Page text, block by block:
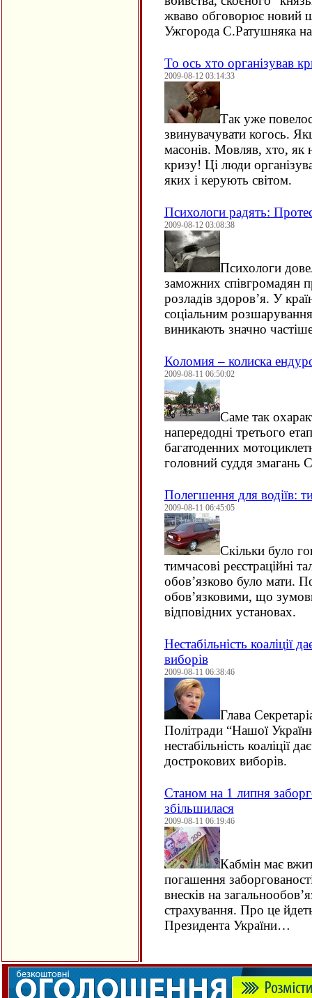
жваво обговорює новий
Ужгорода С.Ратушняка
То ось хто організував
2009-08-12 03:14:33
Так уже
звинувачувати когось.
масонів. Мовляв, хто,
кризу! Ці люди
яких і керують світом.
Психологи радять:
2009-08-12 03:08:38
Психологи
заможних співгромадян
розладів здоров’я. У
соціальним
виникають значно
Коломия – колиска
2009-08-11 06:50:02
Саме так
напередодні третього
багатоденних
головний суддя змагань
Полегшення для водіїв:
2009-08-11 06:45:05
Скільки було
тимчасові реєстраційні
обов’язково було мати.
обов’язковими, що
відповідних установах.
Нестабільність коаліції
виборів
2009-08-11 06:38:46
Глава
Політради “Нашої
нестабільність коаліції
дострокових виборів.
Станом на 1 липня
збільшилася
2009-08-11 06:19:46
Кабмін має
погашення
внесків на
страхування. Про це
Президента України…